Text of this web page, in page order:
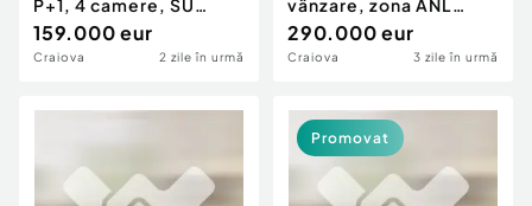
P+1, 4 camere, SU
100MP, teren 294 MP
159.000 eur
Craiova 2 zile în urmă
vânzare, zona ANL
Parc, Veteranilor
290.000 eur
Craiova 3 zile în urmă
Promovat